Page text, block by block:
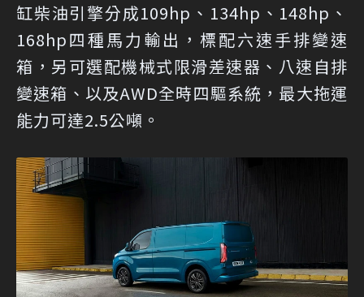
缸柴油引擎分成109hp、134hp、148hp、
168hp四種馬力輸出，標配六速手排變速
箱，另可選配機械式限滑差速器、八速自排
變速箱、以及AWD全時四驅系統，最大拖運
能力可達2.5公噸。